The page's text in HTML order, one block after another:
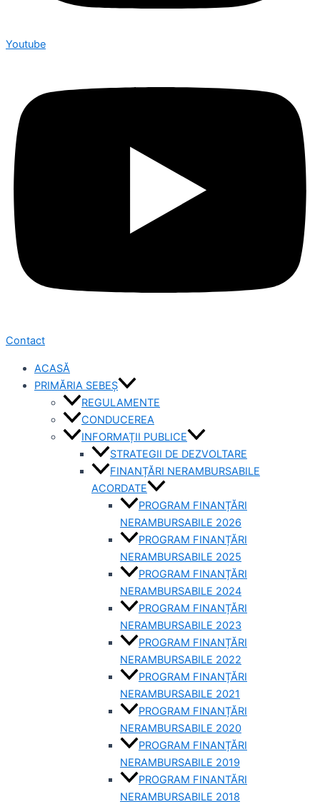
Youtube
Contact
ACASĂ
PRIMĂRIA SEBEȘ
REGULAMENTE
CONDUCEREA
INFORMAȚII PUBLICE
STRATEGII DE DEZVOLTARE
FINANȚĂRI NERAMBURSABILE
ACORDATE
PROGRAM FINANȚĂRI
NERAMBURSABILE 2026
PROGRAM FINANȚĂRI
NERAMBURSABILE 2025
PROGRAM FINANȚĂRI
NERAMBURSABILE 2024
PROGRAM FINANȚĂRI
NERAMBURSABILE 2023
PROGRAM FINANȚĂRI
NERAMBURSABILE 2022
PROGRAM FINANȚĂRI
NERAMBURSABILE 2021
PROGRAM FINANȚĂRI
NERAMBURSABILE 2020
PROGRAM FINANȚĂRI
NERAMBURSABILE 2019
PROGRAM FINANTĂRI
NERAMBURSABILE 2018